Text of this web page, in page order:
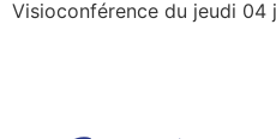
Visioconférence du jeudi 04